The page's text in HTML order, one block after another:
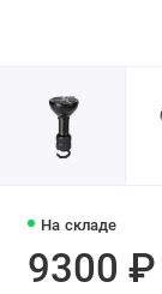
На складе
9300 ₽